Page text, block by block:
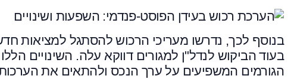
בנוסף לכך, נדרשו מעריכי הרכוש להסתגל למציאות
בעוד הביקוש לנדל"ן למגורים דווקא עלה. השינויים
הגורמים המשפיעים על ערך הנכס ולהתאים את